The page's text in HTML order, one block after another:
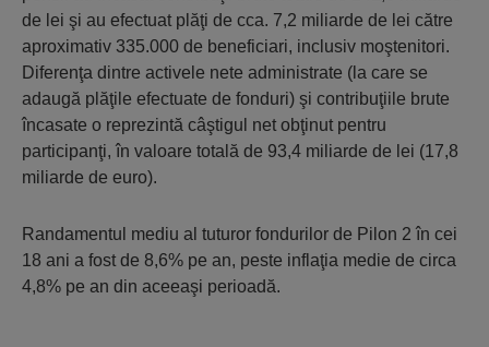
de lei şi au efectuat plăţi de cca. 7,2 miliarde de lei către
aproximativ 335.000 de beneficiari, inclusiv moştenitori.
Diferenţa dintre activele nete administrate (la care se
adaugă plăţile efectuate de fonduri) şi contribuţiile brute
încasate o reprezintă câştigul net obţinut pentru
participanţi, în valoare totală de 93,4 miliarde de lei (17,8
miliarde de euro).
Randamentul mediu al tuturor fondurilor de Pilon 2 în cei
18 ani a fost de 8,6% pe an, peste inflaţia medie de circa
4,8% pe an din aceeaşi perioadă.